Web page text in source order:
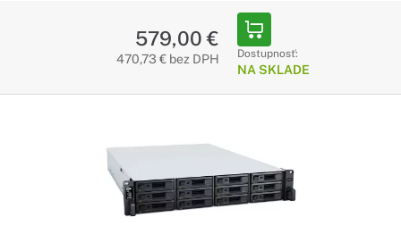
579,00 €
470,73 € bez DPH Dostupnosť:
NA SKLADE